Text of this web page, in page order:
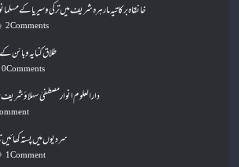
خانقاہ برکاتیہ مارہرہ شریف میں ترکی وسیریا کے
2 Comments
طلاق کنایہ و
0 Comments
دارالعلوم انوارمصطفیٰ
سردیوں میں پستہ
1 Comment